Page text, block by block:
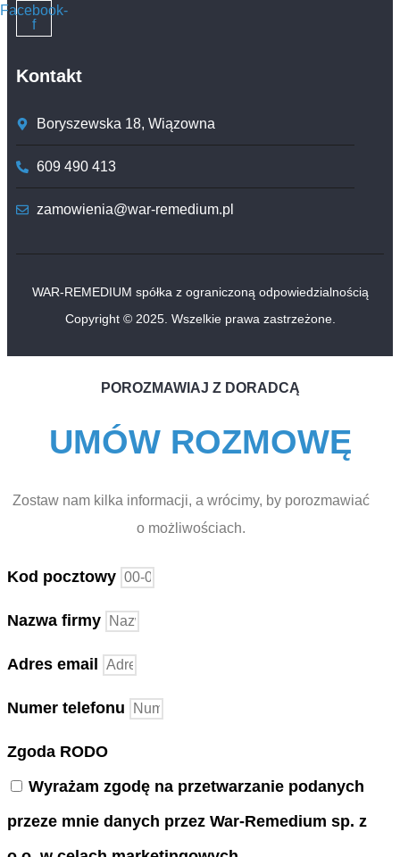
Facebook-
f
Kontakt
Boryszewska 18, Wiązowna
609 490 413
zamowienia@war-remedium.pl
WAR-REMEDIUM spółka z ograniczoną odpowiedzialnością
Copyright © 2025. Wszelkie prawa zastrzeżone.
POROZMAWIAJ Z DORADCĄ
UMÓW ROZMOWĘ
Zostaw nam kilka informacji, a wrócimy, by porozmawiać
o możliwościach.
Kod pocztowy
Nazwa firmy
Adres email
Numer telefonu
Zgoda RODO
Wyrażam zgodę na przetwarzanie podanych
przeze mnie danych przez War-Remedium sp. z